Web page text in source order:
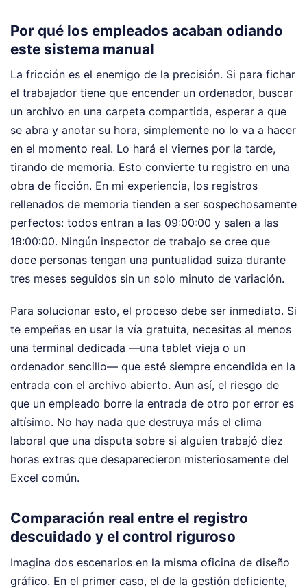
Por qué los empleados acaban odiando
este sistema manual
La fricción es el enemigo de la precisión. Si para fichar
el trabajador tiene que encender un ordenador, buscar
un archivo en una carpeta compartida, esperar a que
se abra y anotar su hora, simplemente no lo va a hacer
en el momento real. Lo hará el viernes por la tarde,
tirando de memoria. Esto convierte tu registro en una
obra de ficción. En mi experiencia, los registros
rellenados de memoria tienden a ser sospechosamente
perfectos: todos entran a las 09:00:00 y salen a las
18:00:00. Ningún inspector de trabajo se cree que
doce personas tengan una puntualidad suiza durante
tres meses seguidos sin un solo minuto de variación.
Para solucionar esto, el proceso debe ser inmediato. Si
te empeñas en usar la vía gratuita, necesitas al menos
una terminal dedicada —una tablet vieja o un
ordenador sencillo— que esté siempre encendida en la
entrada con el archivo abierto. Aun así, el riesgo de
que un empleado borre la entrada de otro por error es
altísimo. No hay nada que destruya más el clima
laboral que una disputa sobre si alguien trabajó diez
horas extras que desaparecieron misteriosamente del
Excel común.
Comparación real entre el registro
descuidado y el control riguroso
Imagina dos escenarios en la misma oficina de diseño
gráfico. En el primer caso, el de la gestión deficiente,